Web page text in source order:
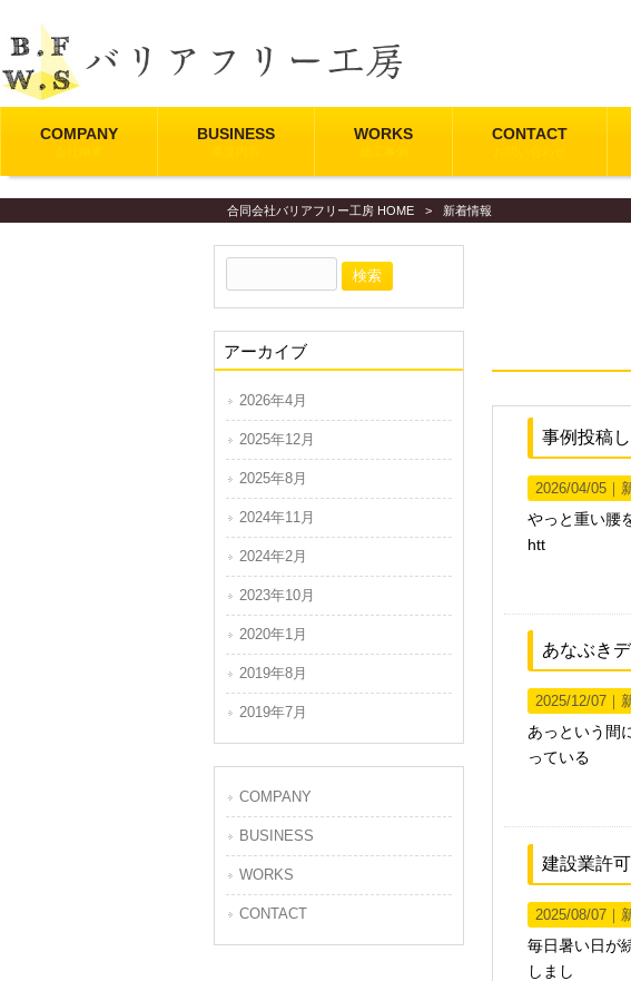
COMPANY BUSINESS WORKS CONTACT
合同会社バリアフリー工房 HOME > 新着情報
事例投稿
2026/04/05｜
やっと重い腰
htt
あなぶき
2025/12/07｜
あっという間
っている
建設業許
2025/08/07｜
毎日暑い日が
しまし
アーカイブ
2026年4月
2025年12月
2025年8月
2024年11月
2024年2月
2023年10月
2020年1月
2019年8月
2019年7月
COMPANY
BUSINESS
WORKS
CONTACT